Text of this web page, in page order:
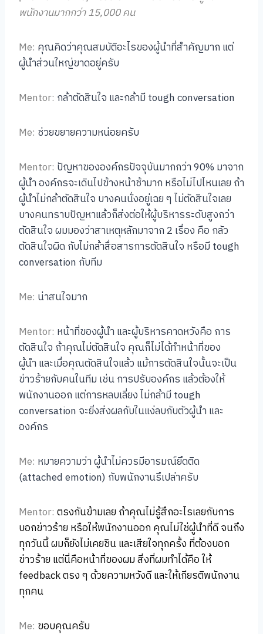
พนักงานมากกว่า 15,000 คน
Me: คุณคิดว่าคุณสมบัติอะไรของผู้นำที่สำคัญมาก แต่
ผู้นำส่วนใหญ่ขาดอยู่ครับ
Mentor: กล้าตัดสินใจ และกล้ามี tough conversation
Me: ช่วยขยายความหน่อยครับ
Mentor: ปัญหาขององค์กรปัจจุบันมากกว่า 90% มาจาก
ผู้นำ องค์กรจะเดินไปข้างหน้าช้ามาก หรือไม่ไปไหนเลย ถ้า
ผู้นำไม่กล้าตัดสินใจ บางคนนั่งอยู่เฉย ๆ ไม่ตัดสินใจเลย
บางคนทราบปัญหาแล้วก็ส่งต่อให้ผู้บริหารระดับสูงกว่า
ตัดสินใจ ผมมองว่าสาเหตุหลักมาจาก 2 เรื่อง คือ กลัว
ตัดสินใจผิด กับไม่กล้าสื่อสารการตัดสินใจ หรือมี tough
conversation กับทีม
Me: น่าสนใจมาก
Mentor: หน้าที่ของผู้นำ และผู้บริหารคาดหวังคือ การ
ตัดสินใจ ถ้าคุณไม่ตัดสินใจ คุณก็ไม่ได้ทำหน้าที่ของ
ผู้นำ และเมื่อคุณตัดสินใจแล้ว แม้การตัดสินใจนั้นจะเป็น
ข่าวร้ายกับคนในทีม เช่น การปรับองค์กร แล้วต้องให้
พนักงานออก แต่การหลบเลี่ยง ไม่กล้ามี tough
conversation จะยิ่งส่งผลกับในแง่ลบกับตัวผู้นำ และ
องค์กร
Me: หมายความว่า ผู้นำไม่ควรมีอารมณ์ยึดติด
(attached emotion) กับพนักงานรึเปล่าครับ
Mentor: ตรงกันข้ามเลย ถ้าคุณไม่รู้สึกอะไรเลยกับการ
บอกข่าวร้าย หรือให้พนักงานออก คุณไม่ใช่ผู้นำที่ดี จนถึง
ทุกวันนี้ ผมก็ยังไม่เคยชิน และเสียใจทุกครั้ง ที่ต้องบอก
ข่าวร้าย แต่นี่คือหน้าที่ของผม สิ่งที่ผมทำได้คือ ให้
feedback ตรง ๆ ด้วยความหวังดี และให้เกียรติพนักงาน
ทุกคน
Me: ขอบคุณครับ